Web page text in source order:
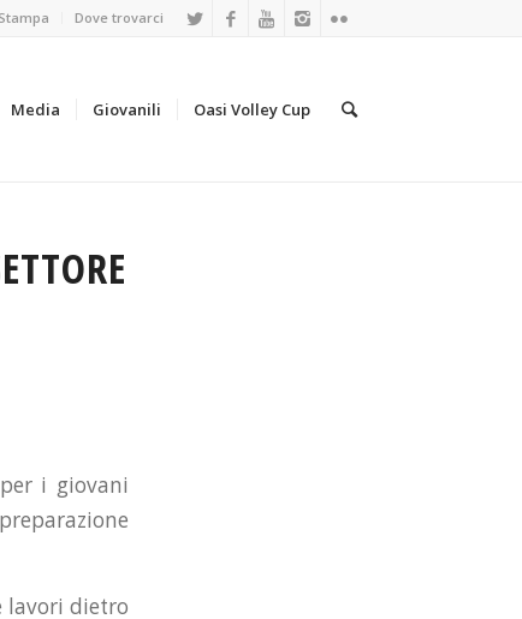
Stampa Dove trovarci
Media Giovanili Oasi Volley Cup
i giovani
lavori dietro